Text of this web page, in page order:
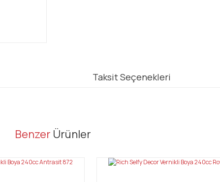
Taksit Seçenekleri
noktaları öneri formunu kullanarak tarafımıza iletebilirsiniz.
Benzer Ürünler